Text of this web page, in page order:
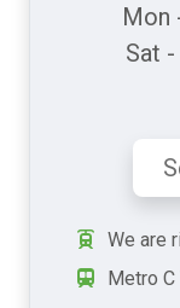
Mon
Sat -
We are
Metro C